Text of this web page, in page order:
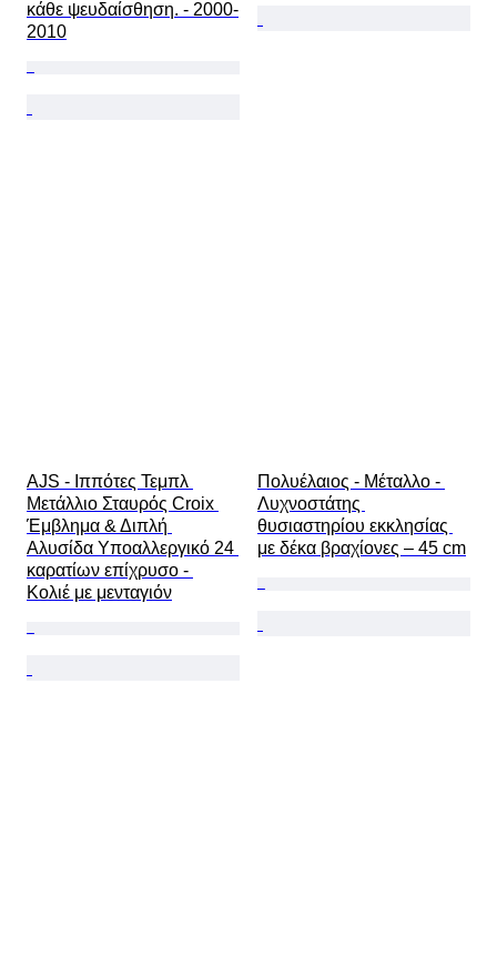
κάθε ψευδαίσθηση. - 2000-
2010
AJS - Ιππότες Τεμπλ
Μετάλλιο Σταυρός Croix
Έμβλημα & Διπλή
Αλυσίδα Υποαλλεργικό 24
καρατίων επίχρυσο -
Κολιέ με μενταγιόν
Πολυέλαιος - Μέταλλο -
Λυχνοστάτης
θυσιαστηρίου εκκλησίας
με δέκα βραχίονες – 45 cm